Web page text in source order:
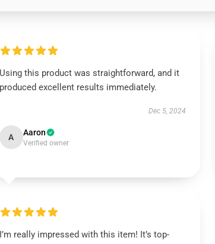
Using this product was straightforward, and it
produced excellent results immediately.
Dec 5, 2024
A Aaron
Verified owner
I’m really impressed with this item! It’s top-